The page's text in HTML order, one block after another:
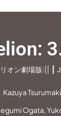
オン劇場版:||
Kazuya
Ogata,